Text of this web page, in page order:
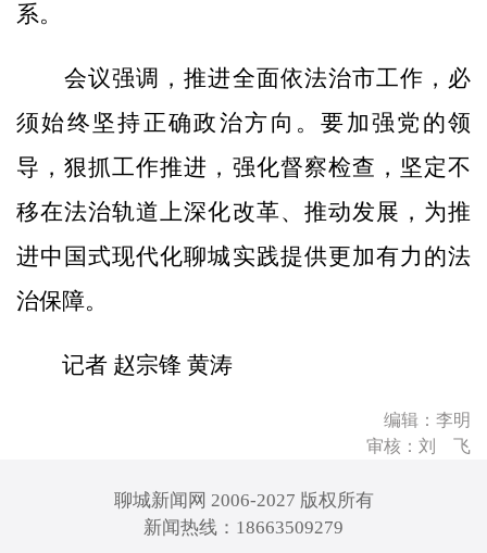
系。
会议强调，推进全面依法治市工作，必
须始终坚持正确政治方向。要加强党的领
导，狠抓工作推进，强化督察检查，坚定不
移在法治轨道上深化改革、推动发展，为推
进中国式现代化聊城实践提供更加有力的法
治保障。
记者 赵宗锋 黄涛
编辑：李明
审核：刘 飞
聊城新闻网 2006-2027 版权所有
新闻热线：18663509279